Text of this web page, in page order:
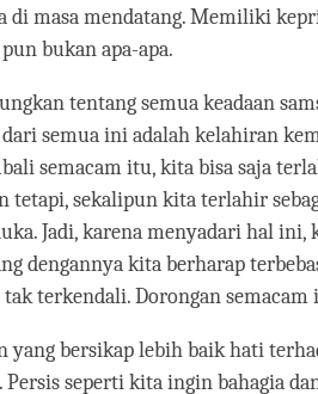
di masa mendatang. Memiliki
bukan apa-apa.
tentang semua keadaan
semua ini adalah kelahiran
semacam itu, kita bisa saja
tetapi, sekalipun kita terlahir
Jadi, karena menyadari hal
dengannya kita berharap
terkendali. Dorongan
yang bersikap lebih baik hati
seperti kita ingin bahagia